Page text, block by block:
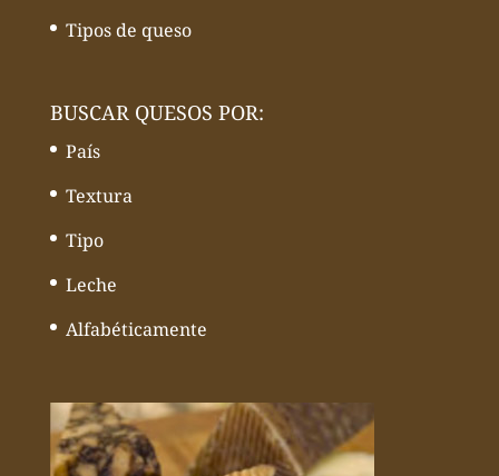
Tipos de queso
BUSCAR QUESOS POR:
País
Textura
Tipo
Leche
Alfabéticamente